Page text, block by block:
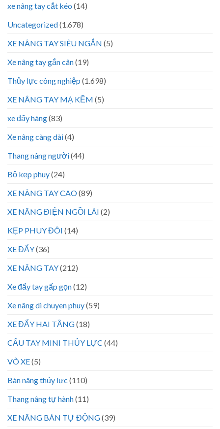
xe nâng tay cắt kéo (14)
Uncategorized(1.678)
XE NÂNG TAY SIÊU NGẮN (5)
Xe nâng tay gắn cân(19)
Thủy lực công nghiệp (1.698)
XE NÂNG TAY MẠ KẼM (5)
xe đẩy hàng(83)
Xe nâng càng dài(4)
Thang nâng người(44)
Bộ kẹp phuy(24)
XE NÂNG TAY CAO(89)
XE NÂNG ĐIỆN NGỒI LÁI (2)
KẸP PHUY ĐÔI (14)
XE ĐẨY(36)
XE NÂNG TAY(212)
Xe đẩy tay gấp gọn(12)
Xe nâng di chuyen phuy(59)
XE ĐẨY HAI TẦNG(18)
CẨU TAY MINI THỦY LỰC (44)
VÕ XE(5)
Bàn nâng thủy lực (110)
Thang nâng tự hành(11)
XE NÂNG BÁN TỰ ĐỘNG(39)